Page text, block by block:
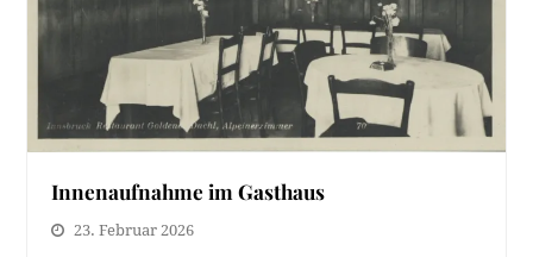
Innenaufnahme im Gasthaus
23. Februar 2026